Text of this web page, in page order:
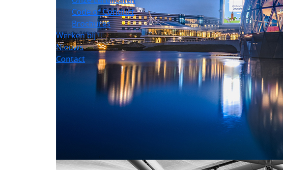
Code of Conduct
Brochures
Werken bij
Nieuws
Contact